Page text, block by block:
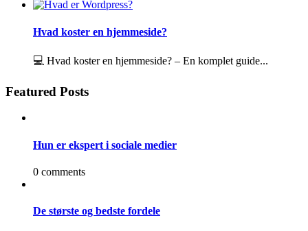
Hvad koster en hjemmeside?
💻 Hvad koster en hjemmeside? – En komplet guide...
Featured Posts
Hun er ekspert i sociale medier
0 comments
De største og bedste fordele